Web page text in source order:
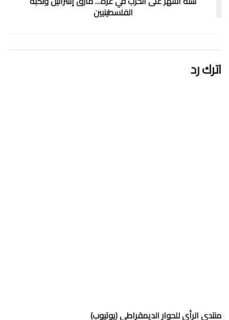
الفلسطينيين
اترك رد
منتدى الرأي للحوار الديمقراطي (يوتيوب)